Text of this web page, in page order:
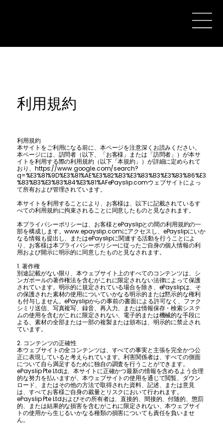
利用規約
利用規約
本サイトをご利用になる前に、本ページを注意深くお読みください。
本ページには、訪問者（以下、「お客様」または「訪問者」）が本サ
イトを利用する際の利用規約（以下「本規約」）が詳細に定められて
おり、https://www.google.com/search?
q=%E3%81%9D%E3%81%AE%E3%82%B3%E3%83%B3%E3%83%86%E3
%83%B3%E3%83%84%E3%81%AFePayslip.comウェブサイトによっ
て所有および管理されています。
本サイトを利用することにより、お客様は、以下に記載されているす
べての利用規約に拘束されることに同意したものと見なされます。
本プライバシーポリシーは、お客様とePayslipとの間の利用規約の一
部を構成します。www.epayslip.comにアクセスし、ePayslipにいか
なる情報も提出し、またはePayslipに関連する活動を行うことによ
り、お客様は本プライバシーポリシーに従ったご自身の個人情報の利
用および開示に明示的に同意したものと見なされます。
1. 著作権
別途記載がない限り、本ウェブサイト上のすべてのコンテンツは、シ
ンガポールの著作権法を含むがこれに限定されない法律によって保護
されています。明示的に規定されている場合を除き、ePayslipは、そ
の保護された素材の使用についていかなる明示的または黙示的な権利
も付与しません。ePayslipからの事前の書面による許可なく、ファク
シミリ送信、写真複写、録音、再入力、または情報保存・検索システ
ムの使用を含むがこれに限定されない、電子的または機械的な手段に
よる、素材の全部または一部の複製または頒布は、明示的に禁止され
ています。
2. コンテンツの正確性
本ウェブサイトの全コンテンツは、すべての事実と主張を完全かつ公
正に表現していると考えられています。利害関係者は、すべての側面
について自ら満足するために独自の調査を行うことができます。
ePayslip Pte Ltdは、本サイトに正確かつ最新の情報を含めるよう合理
的な努力を払いますが、本ウェブサイトの使用を通じて閲覧、ダウン
ロード、またはその他の方法で取得された資料、記述、または意見
は、すべてお客様ご自身の裁量とリスクにおいて行われます。
ePayslip Pte Ltdおよびその所有者は、直接的、間接的、付随的、懲罰
的、または結果的な損害を含むがこれに限定されない、本ウェブサイ
トの使用から生じるいかなる種類の損害についても責任を負いませ
ん。